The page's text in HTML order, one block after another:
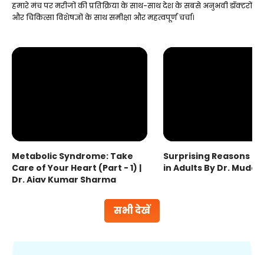
सभी देखें
हमारे मंच पर मरीजों की प्रतिक्रिया के साथ-साथ देश के सबसे अनुभवी डॉक्टरों
और चिकित्सा विशेषज्ञों के साथ समीक्षा और महत्वपूर्ण चर्चा।
Metabolic Syndrome: Take
Care of Your Heart (Part - 1) |
Dr. Ajay Kumar Sharma
Surprising Reasons
in Adults By Dr.